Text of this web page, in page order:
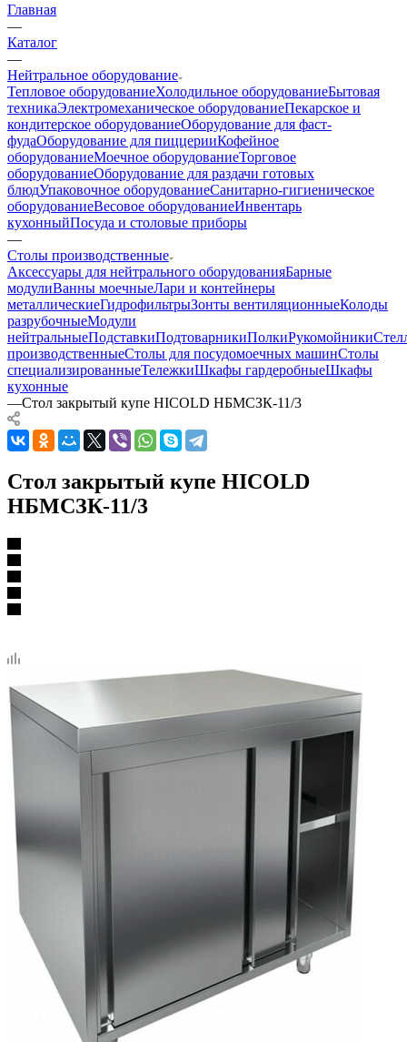
Главная
—
Каталог
—
Нейтральное оборудование
Тепловое оборудованиеХолодильное оборудованиеБытовая
техникаЭлектромеханическое оборудованиеПекарское и
кондитерское оборудованиеОборудование для фаст-
фудаОборудование для пиццерииКофейное
оборудованиеМоечное оборудованиеТорговое
оборудованиеОборудование для раздачи готовых
блюдУпаковочное оборудованиеСанитарно-гигиеническое
оборудованиеВесовое оборудованиеИнвентарь
кухонныйПосуда и столовые приборы
—
Столы производственные
Аксессуары для нейтрального оборудованияБарные
модулиВанны моечныеЛари и контейнеры
металлическиеГидрофильтрыЗонты вентиляционныеКолоды
разрубочныеМодули
нейтральныеПодставкиПодтоварникиПолкиРукомойники
производственныеСтолы для посудомоечных машинСтолы
специализированныеТележкиШкафы гардеробныеШкафы
кухонные
—Стол закрытый купе HICOLD НБМСЗК-11/3
Стол закрытый купе HICOLD
НБМСЗК-11/3